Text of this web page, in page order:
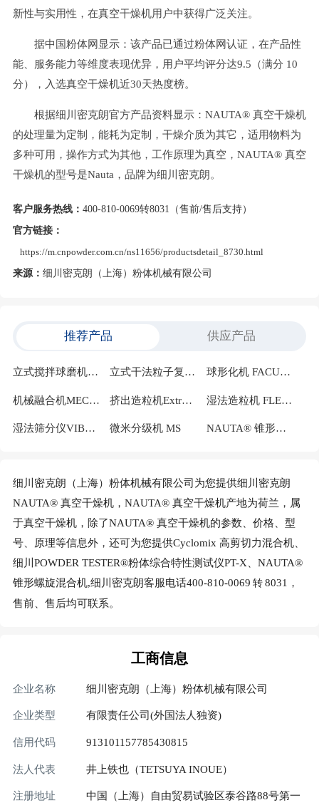
新性与实用性，在真空干燥机用户中获得广泛关注。
据中国粉体网显示：该产品已通过粉体网认证，在产品性
能、服务能力等维度表现优异，用户平均评分达9.5（满分 10
分），入选真空干燥机近30天热度榜。
根据细川密克朗官方产品资料显示：NAUTA® 真空干燥机
的处理量为定制，能耗为定制，干燥介质为其它，适用物料为
多种可用，操作方式为其他，工作原理为真空，NAUTA® 真空
干燥机的型号是Nauta，品牌为细川密克朗。
客户服务热线： 400-810-0069转8031（售前/售后支持）
官方链接：
https://m.cnpowder.com.cn/ns11656/productsdetail_8730.html
来源： 细川密克朗（上海）粉体机械有限公司
推荐产品 供应产品
立式搅拌球磨机Pulvis PV 立式干法粒子复合化设备NOBILTA® NOB-VC 球形化机 FACULTY
机械融合机MECHANO FUSION 挤出造粒机Extrudomix 湿法造粒机 FLEXOMIX®
湿法筛分仪VIBLETTER®VBL-F 微米分级机 MS NAUTA® 锥形螺旋混合机
细川密克朗（上海）粉体机械有限公司为您提供细川密克朗
NAUTA® 真空干燥机，NAUTA® 真空干燥机产地为荷兰，属
于真空干燥机，除了NAUTA® 真空干燥机的参数、价格、型
号、原理等信息外，还可为您提供Cyclomix 高剪切力混合机、
细川POWDER TESTER®粉体综合特性测试仪PT-X、NAUTA®
锥形螺旋混合机,细川密克朗客服电话400-810-0069 转 8031，
售前、售后均可联系。
工商信息
企业名称 细川密克朗（上海）粉体机械有限公司
企业类型 有限责任公司(外国法人独资)
信用代码 913101157785430815
法人代表 井上铁也（TETSUYA INOUE）
注册地址 中国（上海）自由贸易试验区泰谷路88号第一